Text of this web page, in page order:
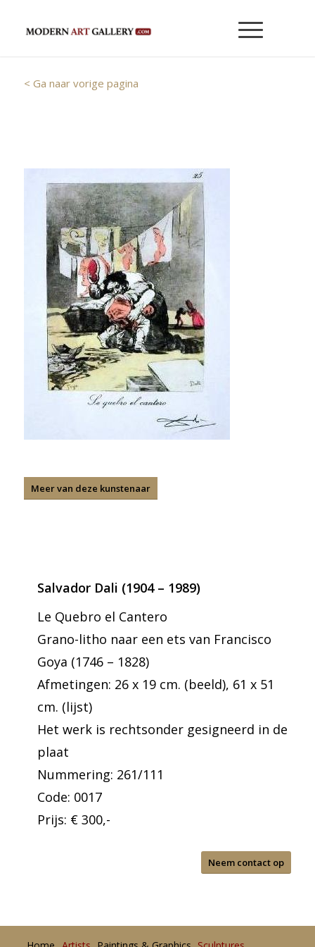
< Ga naar vorige pagina
Meer van deze kunstenaar
Salvador Dali (1904 – 1989)
Le Quebro el Cantero
Grano-litho naar een ets van Francisco
Goya (1746 – 1828)
Afmetingen: 26 x 19 cm. (beeld), 61 x 51
cm. (lijst)
Het werk is rechtsonder gesigneerd in de
plaat
Nummering: 261/111
Code: 0017
Prijs: € 300,-
Neem contact op